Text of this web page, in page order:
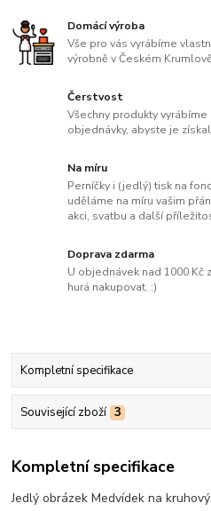
Domácí výroba
Vše pro vás vyrábíme
výrobně v Českém
Čerstvost
Všechny produkty
objednávky, abyste je
Na míru
Perníčky i (jedlý) tisk na
uděláme na míru vašim
akci, svatbu a další
Doprava zdarma
U objednávek nad 1000 Kč
hurá nakupovat. :)
Kompletní specifikace
Související zboží 3
Kompletní specifikace
Jedlý obrázek Medvídek na